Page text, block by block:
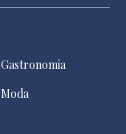
Gastronomia
Moda